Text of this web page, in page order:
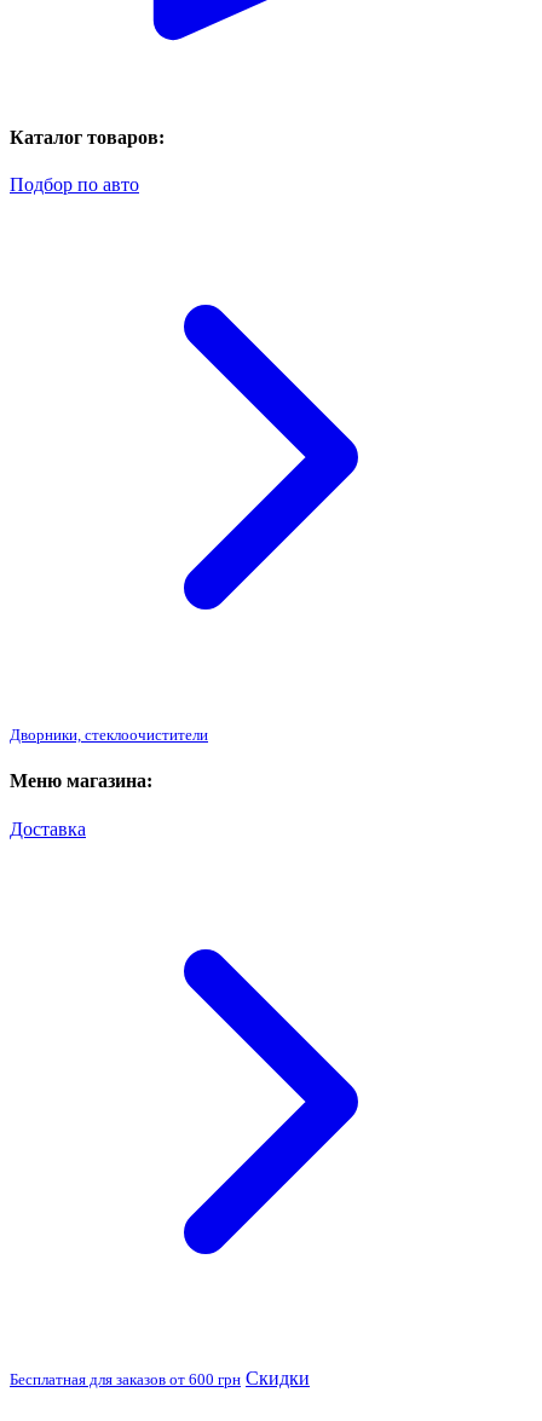
Каталог товаров:
Подбор по авто
Дворники, стеклоочистители
Меню магазина:
Доставка
Бесплатная для заказов от 600 грн Скидки